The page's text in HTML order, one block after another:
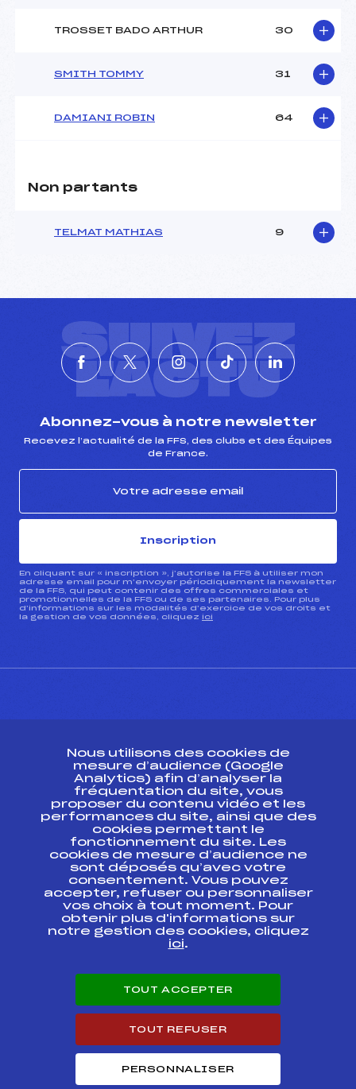
TROSSET BADO ARTHUR 30
SMITH TOMMY 31
DAMIANI ROBIN 64
Non partants
TELMAT MATHIAS 9
SUIVEZ
L'ACTU
Abonnez-vous à notre newsletter
Recevez l’actualité de la FFS, des clubs et des Équipes
de France.
Inscription
En cliquant sur « inscription », j’autorise la FFS à utiliser mon
adresse email pour m’envoyer périodiquement la newsletter
de la FFS, qui peut contenir des offres commerciales et
promotionnelles de la FFS ou de ses partenaires. Pour plus
d’informations sur les modalités d’exercice de vos droits et
la gestion de vos données, cliquez ici
Ressources
Pass’Neige
Projet sportif fédéral
Projet de performance fédéral
Antidopage
Pôle Développement, Formation, Suivi
Scientifique
Listes ministérielles
Pôle vie de l’athlète
Enseignement professionnel
Carrières
Nous utilisons des cookies de
mesure d’audience (Google
Analytics) afin d’analyser la
fréquentation du site, vous
proposer du contenu vidéo et les
performances du site, ainsi que des
cookies permettant le
fonctionnement du site. Les
cookies de mesure d’audience ne
sont déposés qu’avec votre
consentement. Vous pouvez
accepter, refuser ou personnaliser
vos choix à tout moment. Pour
obtenir plus d'informations sur
notre gestion des cookies, cliquez
ici.
TOUT ACCEPTER
TOUT REFUSER
PERSONNALISER